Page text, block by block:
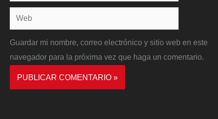
Web
Guardar mi nombre, correo electrónico y sitio web en este
navegador para la próxima vez que haga un comentario.